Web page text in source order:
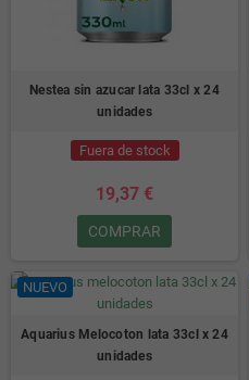
Nestea sin azucar lata 33cl x 24
unidades
Fuera de stock
19,37 €
COMPRAR
NUEVO
Aquarius Melocoton lata 33cl x 24
unidades